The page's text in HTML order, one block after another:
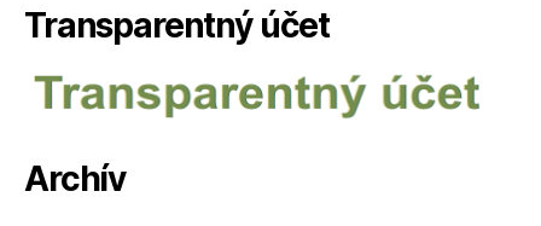
Transparentný účet
Archív